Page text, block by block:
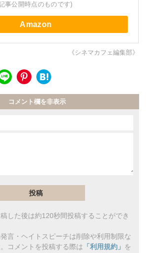
事公開時点のものです)
Amazon
《シネマカフェ編集部》
コメント欄を非表示
した後は約120秒間投稿することができ
言・ヘイトスピーチは削除や利用制限な
コメントを投稿する際は 「利用規約」 を